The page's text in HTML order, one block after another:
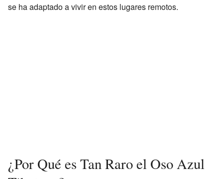
se ha adaptado a vivir en estos lugares remotos.
¿Por Qué es Tan Raro el Oso Azul